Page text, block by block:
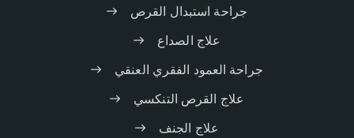
جراحة استبدال القرص
علاج الصداع
جراحة العمود الفقري العنقي
علاج القرص التنكسي
علاج الجنف